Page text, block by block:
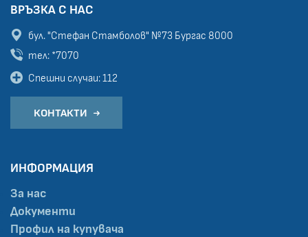
ВРЪЗКА С НАС
бул. "Стефан Стамболов" №73 Бургас 8000
тел: *7070
Спешни случаи: 112
КОНТАКТИ
ИНФОРМАЦИЯ
За нас
Документи
Профил на купувача